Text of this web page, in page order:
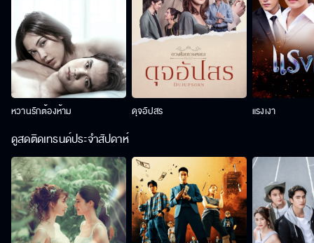
หวานรักต้องห้าม ดุจอัปสร แรงเงา
ดูสดติดเทรนด์ประจำสัปดาห์